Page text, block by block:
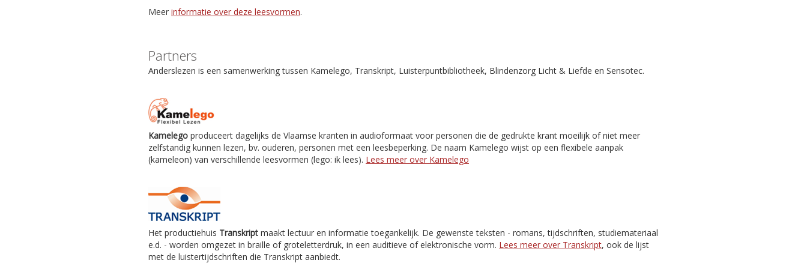
Meer informatie over deze leesvormen.
Partners
Anderslezen is een samenwerking tussen Kamelego, Transkript, Luisterpuntbibliotheek, Blindenzorg Licht & Liefde en Sensotec.
Kamelego produceert dagelijks de Vlaamse kranten in audioformaat voor personen die de gedrukte krant moeilijk of niet meer
zelfstandig kunnen lezen, bv. ouderen, personen met een leesbeperking. De naam Kamelego wijst op een flexibele aanpak
(kameleon) van verschillende leesvormen (lego: ik lees). Lees meer over Kamelego
Het productiehuis Transkript maakt lectuur en informatie toegankelijk. De gewenste teksten - romans, tijdschriften, studiemateriaal
e.d. - worden omgezet in braille of groteletterdruk, in een auditieve of elektronische vorm. Lees meer over Transkript, ook de lijst
met de luistertijdschriften die Transkript aanbiedt.